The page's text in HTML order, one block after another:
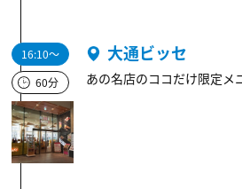
16:10～
60分
大通ビッセ
あの名店のココだけ限定メ